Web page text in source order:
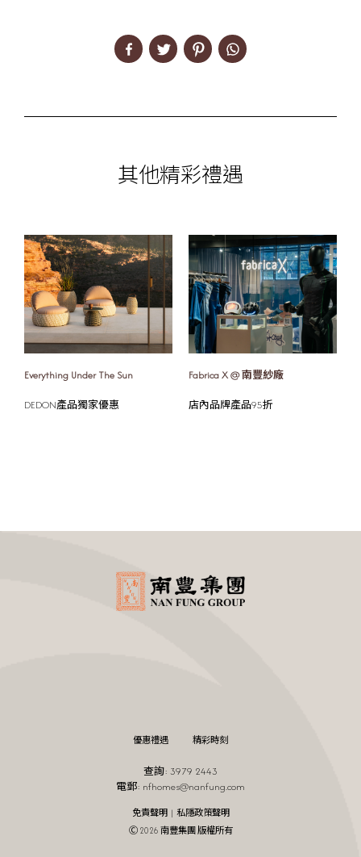
其他精彩禮遇
The Sun Fabrica X @ 南豐紗廠
店內品牌產品95折
茲曼尼
訂購梳化滿指定金額
優惠禮遇 精彩時刻
查詢: 3979 2443
電郵: nfhomes@nanfung.com
免責聲明| 私隱政策聲明
Ⓒ 2026 南豐集團 版權所有